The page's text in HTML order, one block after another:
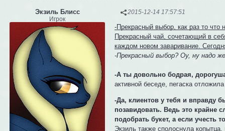
2015-12-14 17:57:51
Экзиль Блисс
Игрок
-Прекрасный выбор, как раз то
Прекрасный чай, сочетающий в
каждом новом заваривание.
-Прекрасный выбор? Оу, ну надо
-А ты довольно бодрая,
активной беседе, пегаска
-Да, клиентов у тебя и вправду
позавидовать. Ведь это крайне
подобрать букет, а если учесть
Экзиль также сполоснула